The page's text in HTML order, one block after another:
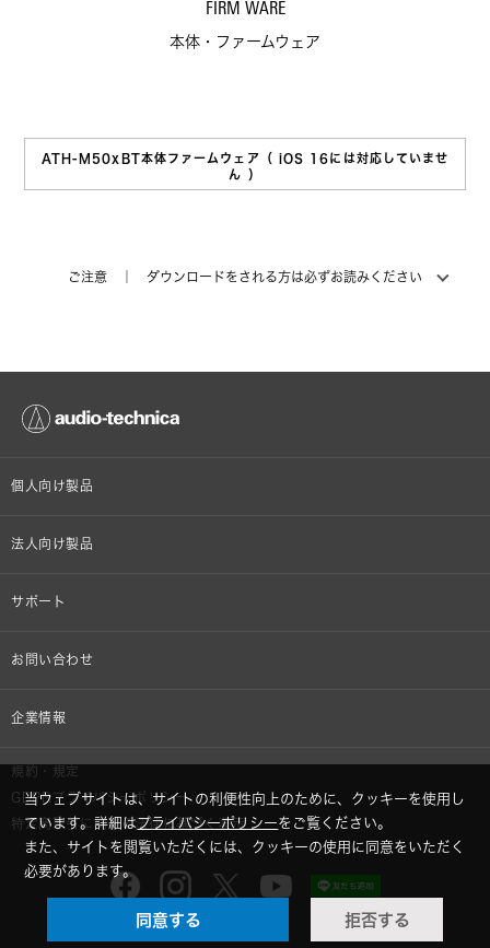
FIRM WARE
本体・ファームウェア
ATH-M50xBT本体ファームウェア（ iOS 16には対応していませ
ん ）
ご注意 ｜ ダウンロードをされる方は必ずお読みください
個人向け製品
オンラインストア限定
車載製品
部品/付属品
法人向け製品
設備音響機器
半導体レーザー応用製品
サポート
個人向け製品サポート
お問い合わせ
その他、メディア 取材関連等のお問い合わせ
企業情報
株式会社オーディオテクニカ
採用情報
GLOBAL-オーディオテクニカ
audio-technica MIMIO
規約・規定
GDPRプライバシーポリシー
特定商取引に関する法律に基づく表示
当ウェブサイトは、サイトの利便性向上のために、クッキーを使用し
ています。詳細はプライバシーポリシーをご覧ください。
また、サイトを閲覧いただくには、クッキーの使用に同意をいただく
必要があります。
同意する 拒否する